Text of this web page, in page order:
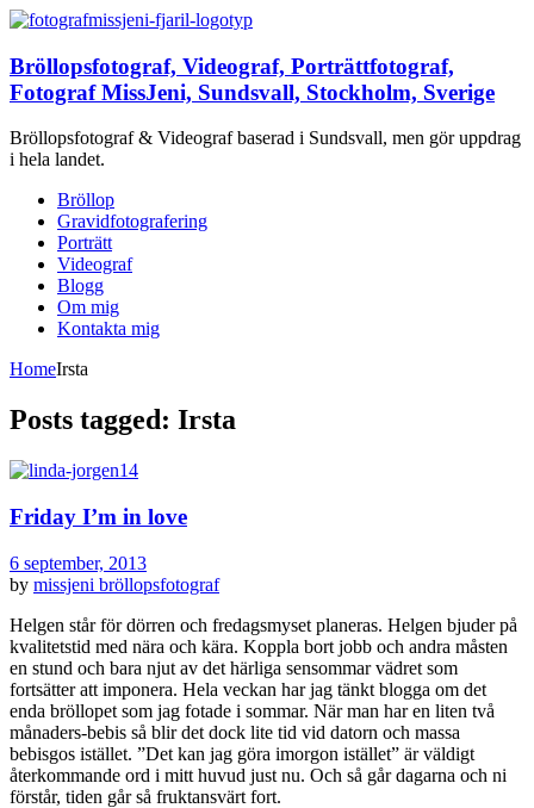
Bröllopsfotograf, Videograf, Porträttfotograf,
Fotograf MissJeni, Sundsvall, Stockholm, Sverige
Bröllopsfotograf & Videograf baserad i Sundsvall, men gör uppdrag
i hela landet.
Bröllop
Gravidfotografering
Porträtt
Videograf
Blogg
Om mig
Kontakta mig
HomeIrsta
Posts tagged: Irsta
Friday I’m in love
6 september, 2013
by missjeni bröllopsfotograf
Helgen står för dörren och fredagsmyset planeras. Helgen bjuder på
kvalitetstid med nära och kära. Koppla bort jobb och andra måsten
en stund och bara njut av det härliga sensommar vädret som
fortsätter att imponera. Hela veckan har jag tänkt blogga om det
enda bröllopet som jag fotade i sommar. När man har en liten två
månaders-bebis så blir det dock lite tid vid datorn och massa
bebisgos istället. ”Det kan jag göra imorgon istället” är väldigt
återkommande ord i mitt huvud just nu. Och så går dagarna och ni
förstår, tiden går så fruktansvärt fort.